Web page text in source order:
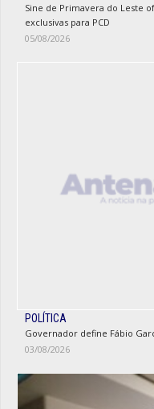
Sine de Primavera do Leste
exclusivas para PCD
05/08/2026
POLÍTICA
Governador define Fábio
03/08/2026